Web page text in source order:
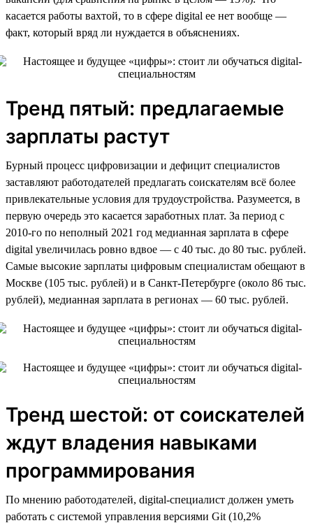
касается работы вахтой, то в сфере digital ее нет вообще —
факт, который вряд ли нуждается в объяснениях.
Тренд пятый: предлагаемые
зарплаты растут
Бурный процесс цифровизации и дефицит специалистов
заставляют работодателей предлагать соискателям всё более
привлекательные условия для трудоустройства. Разумеется, в
первую очередь это касается заработных плат. За период с
2010-го по неполный 2021 год медианная зарплата в сфере
digital увеличилась ровно вдвое — с 40 тыс. до 80 тыс. рублей.
Самые высокие зарплаты цифровым специалистам обещают в
Москве (105 тыс. рублей) и в Санкт-Петербурге (около 86 тыс.
рублей), медианная зарплата в регионах — 60 тыс. рублей.
Тренд шестой: от соискателей
ждут владения навыками
программирования
По мнению работодателей, digital-специалист должен уметь
работать с системой управления версиями Git (10,2%